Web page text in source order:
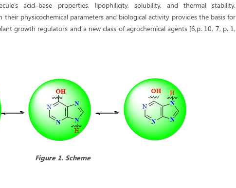
acid–base properties, lipophilicity, solubility, and thermal stability.
physicochemical parameters and biological activity provides the basis for
growth regulators and a new class of agrochemical agents [6,p. 10, 7, p. 1,
Figure 1. Scheme